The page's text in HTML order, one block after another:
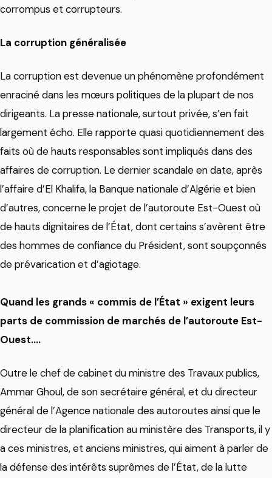
corrompus et corrupteurs.
La corruption généralisée
La corruption est devenue un phénomène profondément
enraciné dans les mœurs politiques de la plupart de nos
dirigeants. La presse nationale, surtout privée, s’en fait
largement écho. Elle rapporte quasi quotidiennement des
faits où de hauts responsables sont impliqués dans des
affaires de corruption. Le dernier scandale en date, après
l’affaire d’El Khalifa, la Banque nationale d’Algérie et bien
d’autres, concerne le projet de l’autoroute Est-Ouest où
de hauts dignitaires de l’État, dont certains s’avèrent être
des hommes de confiance du Président, sont soupçonnés
de prévarication et d’agiotage.
Quand les grands « commis de l’État » exigent leurs
parts de commission de marchés de l’autoroute Est-
Ouest….
Outre le chef de cabinet du ministre des Travaux publics,
Ammar Ghoul, de son secrétaire général, et du directeur
général de l’Agence nationale des autoroutes ainsi que le
directeur de la planification au ministère des Transports, il y
a ces ministres, et anciens ministres, qui aiment à parler de
la défense des intérêts suprêmes de l’État, de la lutte